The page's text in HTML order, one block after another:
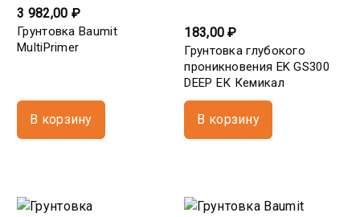
3 982,00 ₽
Грунтовка Baumit
MultiPrimer
В корзину
183,00 ₽
Грунтовка глубокого
проникновения EK GS300
DEEP ЕК Кемикал
В корзину